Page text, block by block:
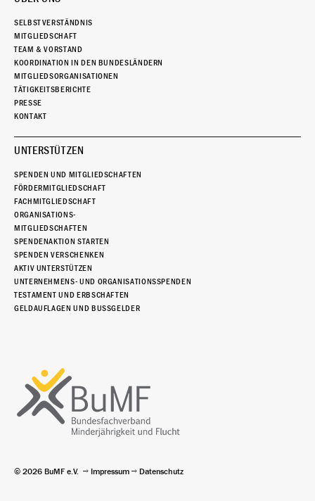
SELBSTVERSTÄNDNIS
MITGLIEDSCHAFT
TEAM & VORSTAND
KOORDINATION IN DEN BUNDESLÄNDERN
MITGLIEDSORGANISATIONEN
TÄTIGKEITSBERICHTE
PRESSE
KONTAKT
UNTERSTÜTZEN
SPENDEN UND MITGLIEDSCHAFTEN
FÖRDERMITGLIEDSCHAFT
FACHMITGLIEDSCHAFT
ORGANISATIONS-
MITGLIEDSCHAFTEN
SPENDENAKTION STARTEN
SPENDEN VERSCHENKEN
AKTIV UNTERSTÜTZEN
UNTERNEHMENS- UND ORGANISATIONSSPENDEN
TESTAMENT UND ERBSCHAFTEN
GELDAUFLAGEN UND BUSSGELDER
© 2026 BuMF e.V. Impressum Datenschutz